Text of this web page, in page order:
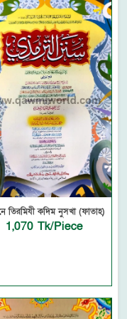
তিরমিযী কদিম নুসখা (ফাতাহ)
1,070 Tk/Piece